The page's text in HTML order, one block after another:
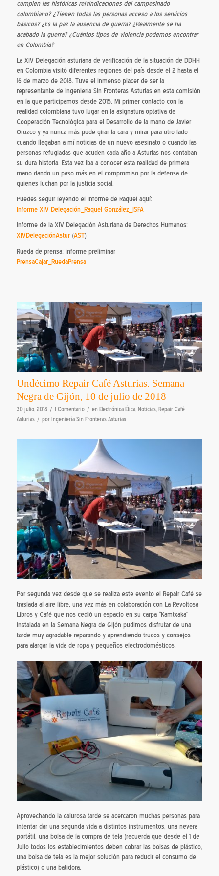
cumplen las históricas reivindicaciones del campesinado
colombiano? ¿Tienen todas las personas acceso a los servicios
básicos? ¿Es la paz la ausencia de guerra? ¿Realmente se ha
acabado la guerra? ¿Cuántos tipos de violencia podemos encontrar
en Colombia?
La XIV Delegación asturiana de verificación de la situación de DDHH
en Colombia visitó diferentes regiones del país desde el 2 hasta el
16 de marzo de 2018. Tuve el inmenso placer de ser la
representante de Ingeniería Sin Fronteras Asturias en esta comisión
en la que participamos desde 2015. Mi primer contacto con la
realidad colombiana tuvo lugar en la asignatura optativa de
Cooperación Tecnológica para el Desarrollo de la mano de Javier
Orozco y ya nunca más pude girar la cara y mirar para otro lado
cuando llegaban a mí noticias de un nuevo asesinato o cuando las
personas refugiadas que acuden cada año a Asturias nos contaban
su dura historia. Esta vez iba a conocer esta realidad de primera
mano dando un paso más en el compromiso por la defensa de
quienes luchan por la justicia social.
Puedes seguir leyendo el informe de Raquel aquí:
Informe XIV Delegación_Raquel González_ISFA
Informe de la XIV Delegación Asturiana de Derechos Humanos:
XIVDelegaciónAstur(AST)
Rueda de prensa: informe preliminar
PrensaCajar_RuedaPrensa
Undécimo Repair Café Asturias. Semana
Negra de Gijón, 10 de julio de 2018
30 julio, 2018 / 1 Comentario / en Electrónica Ética, Noticias, Repair Café
Asturias / por Ingeniería Sin Fronteras Asturias
Por segunda vez desde que se realiza este evento el Repair Café se
traslada al aire libre, una vez más en colaboración con La Revoltosa
Libros y Café que nos cedió un espacio en su carpa “Kamtxaka”
instalada en la Semana Negra de Gijón pudimos disfrutar de una
tarde muy agradable reparando y aprendiendo trucos y consejos
para alargar la vida de ropa y pequeños electrodomésticos.
Aprovechando la calurosa tarde se acercaron muchas personas para
intentar dar una segunda vida a distintos instrumentos, una nevera
portátil, una bolsa de la compra de tela (recuerda que desde el 1 de
Julio todos los establecimientos deben cobrar las bolsas de plástico,
una bolsa de tela es la mejor solución para reducir el consumo de
plástico) o una batidora.